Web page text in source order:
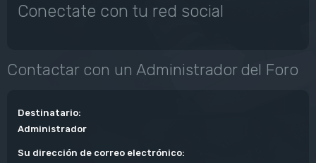
Conectate con tu red social
Contactar con un Administrador del Foro
Destinatario:
Administrador
Su dirección de correo electrónico: